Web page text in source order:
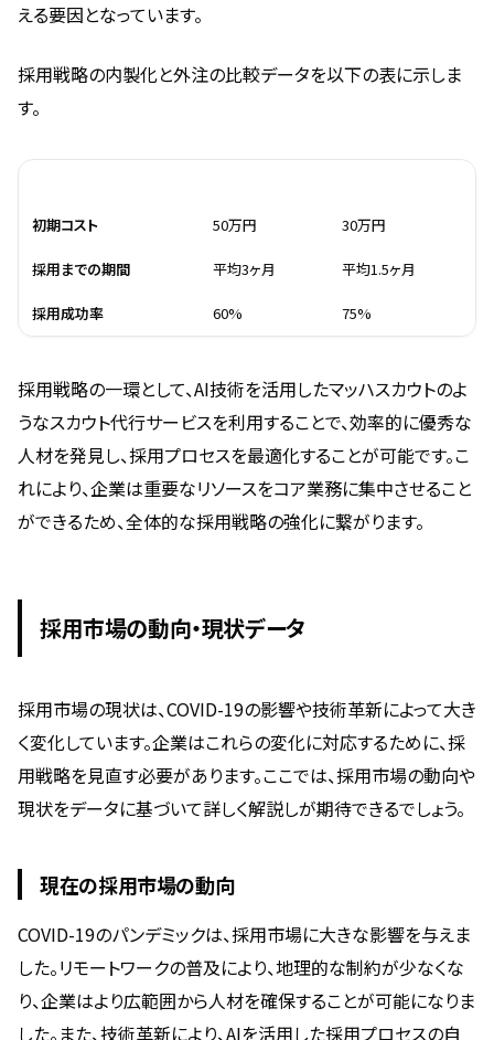
える要因となっています。
採用戦略の内製化と外注の比較データを以下の表に示しま
す。
初期コスト 50万円 30万円
採用までの期間 平均3ヶ月 平均1.5ヶ月
採用成功率 60% 75%
採用戦略の一環として、AI技術を活用したマッハスカウトのよ
うなスカウト代行サービスを利用することで、効率的に優秀な
人材を発見し、採用プロセスを最適化することが可能です。こ
れにより、企業は重要なリソースをコア業務に集中させること
ができるため、全体的な採用戦略の強化に繋がります。
採用市場の動向・現状データ
採用市場の現状は、COVID-19の影響や技術革新によって大き
く変化しています。企業はこれらの変化に対応するために、採
用戦略を見直す必要があります。ここでは、採用市場の動向や
現状をデータに基づいて詳しく解説しが期待できるでしょう。
現在の採用市場の動向
COVID-19のパンデミックは、採用市場に大きな影響を与えま
した。リモートワークの普及により、地理的な制約が少なくな
り、企業はより広範囲から人材を確保することが可能になりま
した。また、技術革新により、AIを活用した採用プロセスの自